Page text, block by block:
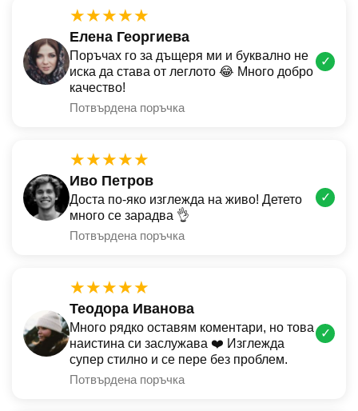
★★★★★
Елена Георгиева
Поръчах го за дъщеря ми и буквално не
иска да става от леглото 😂 Много добро
качество!
Потвърдена поръчка
✓
★★★★★
Иво Петров
Доста по-яко изглежда на живо! Детето
много се зарадва 👌
Потвърдена поръчка
✓
★★★★★
Теодора Иванова
Много рядко оставям коментари, но това
наистина си заслужава ❤️ Изглежда
супер стилно и се пере без проблем.
Потвърдена поръчка
✓